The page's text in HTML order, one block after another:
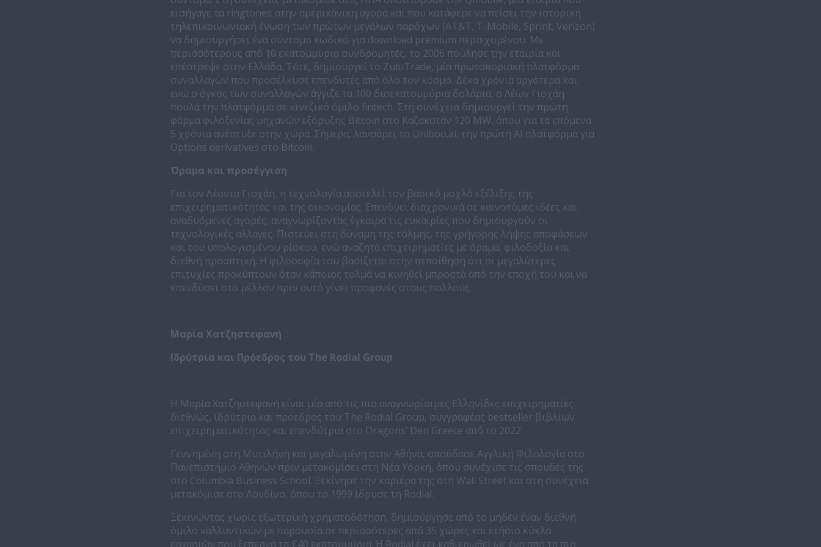
εισήγαγε τα ringtones στην αμερικάνικη αγορά και που κατάφερε να πείσει την ιστορική
τηλεπικοινωνιακή ένωση των πρώτων μεγάλων παρόχων (AT&T, T-Mobile, Sprint, Verizon)
να δημιουργήσει ένα σύντομο κωδικό για download premium περιεχομένου. Με
περισσότερους από 10 εκατομμύρια συνδρομητές, το 2006 πούλησε την εταιρία και
επέστρεψε στην Ελλάδα. Τότε, δημιουργεί το ZuluTrade, μία πρωτοποριακή πλατφόρμα
συναλλαγών που προσέλκυσε επενδυτές από όλο τον κόσμο. Δέκα χρόνια αργότερα και
ενώ ο όγκος των συναλλαγών άγγιζε τα 100 δισεκατομμύρια δολάρια, ο Λέων Γιοχάη
πουλά την πλατφόρμα σε κινεζικό όμιλο fintech. Στη συνέχεια δημιουργεί την πρώτη
φάρμα φιλοξενίας μηχανών εξόρυξης Bitcoin στο Καζακστάν 120 MW, όπου για τα επόμενα
5 χρόνια ανέπτυξε στην χώρα. Σήμερα, λανσάρει το Uniboo.ai, την πρώτη ΑΙ πλατφόρμα για
Options derivatives στο Bitcoin.
Όραμα και προσέγγιση
Για τον Λέοντα Γιοχάη, η τεχνολογία αποτελεί τον βασικό μοχλό εξέλιξης της
επιχειρηματικότητας και της οικονομίας. Επενδύει διαχρονικά σε καινοτόμες ιδέες και
αναδυόμενες αγορές, αναγνωρίζοντας έγκαιρα τις ευκαιρίες που δημιουργούν οι
τεχνολογικές αλλαγές. Πιστεύει στη δύναμη της τόλμης, της γρήγορης λήψης αποφάσεων
και του υπολογισμένου ρίσκου, ενώ αναζητά επιχειρηματίες με όραμα, φιλοδοξία και
διεθνή προοπτική. Η φιλοσοφία του βασίζεται στην πεποίθηση ότι οι μεγαλύτερες
επιτυχίες προκύπτουν όταν κάποιος τολμά να κινηθεί μπροστά από την εποχή του και να
επενδύσει στο μέλλον πριν αυτό γίνει προφανές στους πολλούς.
Μαρία Χατζηστεφανή
Ιδρύτρια και Πρόεδρος του The Rodial Group
Η Μαρία Χατζηστεφανή είναι μία από τις πιο αναγνωρίσιμες Ελληνίδες επιχειρηματίες
διεθνώς, ιδρύτρια και πρόεδρος του The Rodial Group, συγγραφέας bestseller βιβλίων
επιχειρηματικότητας και επενδύτρια στο Dragons’ Den Greece από το 2022.
Γεννημένη στη Μυτιλήνη και μεγαλωμένη στην Αθήνα, σπούδασε Αγγλική Φιλολογία στο
Πανεπιστήμιο Αθηνών πριν μετακομίσει στη Νέα Υόρκη, όπου συνέχισε τις σπουδές της
στο Columbia Business School. Ξεκίνησε την καριέρα της στη Wall Street και στη συνέχεια
μετακόμισε στο Λονδίνο, όπου το 1999 ίδρυσε τη Rodial.
Ξεκινώντας χωρίς εξωτερική χρηματοδότηση, δημιούργησε από το μηδέν έναν διεθνή
όμιλο καλλυντικών με παρουσία σε περισσότερες από 35 χώρες και ετήσιο κύκλο
εργασιών που ξεπερνά τα €40 εκατομμύρια. Η Rodial έχει καθιερωθεί ως ένα από τα πιο